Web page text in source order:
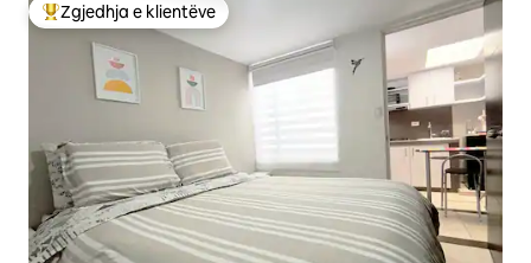
Më të mirat e zgjedhjeve të klientëve
Zgjedhja e klientëve